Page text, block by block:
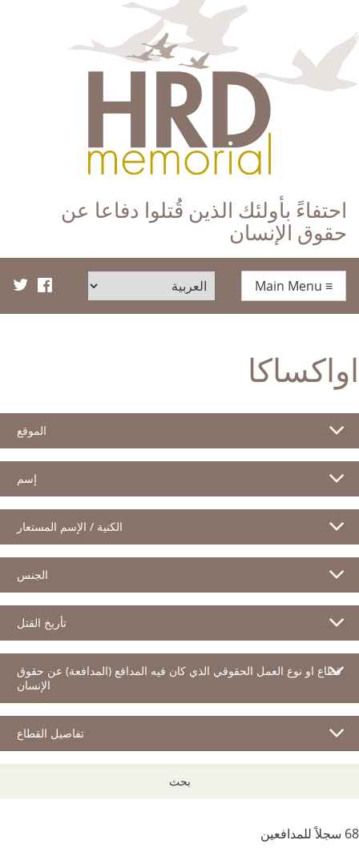
HRD Memorial – العَرَبِيَّة‎‎
احتفاءً بأولئك الذين قُتلوا دفاعا عن
حقوق الإنسان
≡
اواكساكا
الموقع
إسم
الكنية / الإسم المستعار
الجنس
تأريخ القتل
قطاع او نوع العمل الحقوقي الذي كان فيه المدافع (المدافعة) عن حقوق
الإنسان
تفاصيل القطاع
بحث
68 سجلاً للمدافعين